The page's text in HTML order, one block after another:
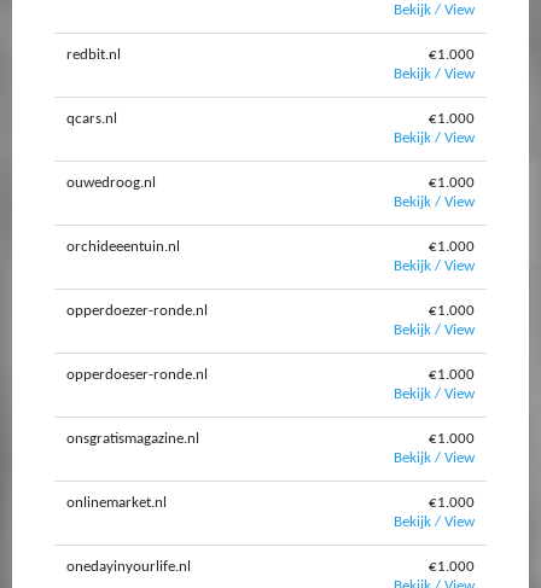
Bekijk / View
redbit.nl
€1.000
Bekijk / View
qcars.nl
€1.000
Bekijk / View
ouwedroog.nl
€1.000
Bekijk / View
orchideeentuin.nl
€1.000
Bekijk / View
opperdoezer-ronde.nl
€1.000
Bekijk / View
opperdoeser-ronde.nl
€1.000
Bekijk / View
onsgratismagazine.nl
€1.000
Bekijk / View
onlinemarket.nl
€1.000
Bekijk / View
onedayinyourlife.nl
€1.000